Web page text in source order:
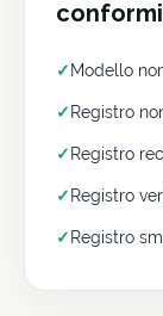
✓ Modello
✓ Registro
✓ Registro
✓ Registro
✓ Registro